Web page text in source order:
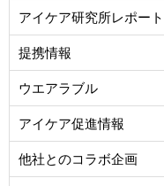
アイケア研究所レポート
提携情報
ウエアラブル
アイケア促進情報
他社とのコラボ企画